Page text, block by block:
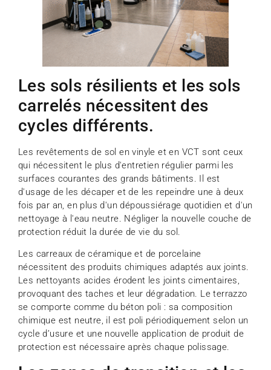
Les sols résilients et les sols
carrelés nécessitent des
cycles différents.
Les revêtements de sol en vinyle et en VCT sont ceux
qui nécessitent le plus d'entretien régulier parmi les
surfaces courantes des grands bâtiments. Il est
d'usage de les décaper et de les repeindre une à deux
fois par an, en plus d'un dépoussiérage quotidien et d'un
nettoyage à l'eau neutre. Négliger la nouvelle couche de
protection réduit la durée de vie du sol.
Les carreaux de céramique et de porcelaine
nécessitent des produits chimiques adaptés aux joints.
Les nettoyants acides érodent les joints cimentaires,
provoquant des taches et leur dégradation. Le terrazzo
se comporte comme du béton poli : sa composition
chimique est neutre, il est poli périodiquement selon un
cycle d’usure et une nouvelle application de produit de
protection est nécessaire après chaque polissage.